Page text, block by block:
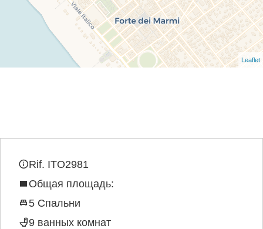
Leaflet
Rif. ITO2981
Общая площадь:
5 Спальни
9 ванных комнат